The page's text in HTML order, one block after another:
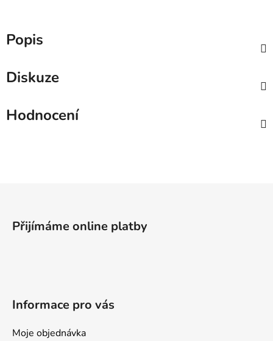
Popis
Diskuze
Hodnocení
Přijímáme online platby
Informace pro vás
Moje objednávka